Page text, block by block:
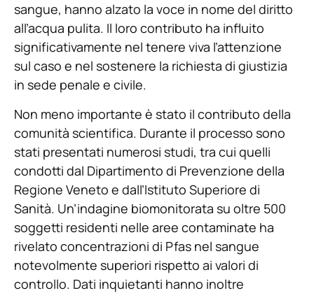
sangue, hanno alzato la voce in nome del diritto
all’acqua pulita. Il loro contributo ha influito
significativamente nel tenere viva l’attenzione
sul caso e nel sostenere la richiesta di giustizia
in sede penale e civile.
Non meno importante è stato il contributo della
comunità scientifica. Durante il processo sono
stati presentati numerosi studi, tra cui quelli
condotti dal Dipartimento di Prevenzione della
Regione Veneto e dall’Istituto Superiore di
Sanità. Un’indagine biomonitorata su oltre 500
soggetti residenti nelle aree contaminate ha
rivelato concentrazioni di Pfas nel sangue
notevolmente superiori rispetto ai valori di
controllo. Dati inquietanti hanno inoltre